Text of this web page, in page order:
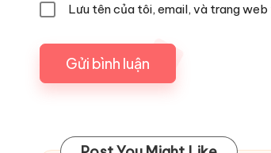
Lưu tên của tôi, email, và trang